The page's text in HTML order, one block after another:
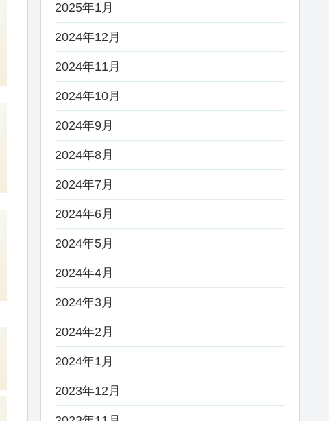
2025年1月
2024年12月
2024年11月
2024年10月
2024年9月
2024年8月
2024年7月
2024年6月
2024年5月
2024年4月
2024年3月
2024年2月
2024年1月
2023年12月